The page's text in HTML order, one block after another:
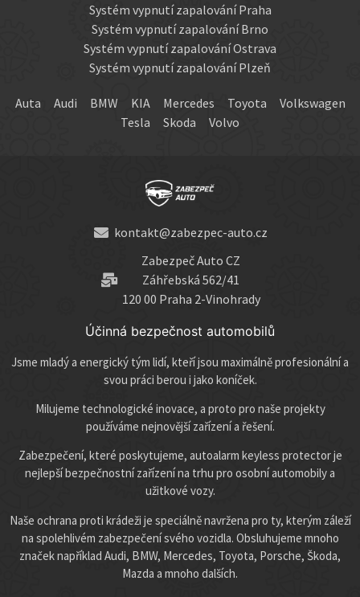
Systém vypnutí zapalování Praha
Systém vypnutí zapalování Brno
Systém vypnutí zapalování Ostrava
Systém vypnutí zapalování Plzeň
Auta Audi BMW KIA Mercedes Toyota
Volkswagen
Tesla
Skoda Volvo
kontakt@zabezpec-auto.cz
Zabezpeč Auto CZ
Záhřebská 562/41
120 00 Praha 2-Vinohrady
Účinná bezpečnost automobilů
Jsme mladý a energický tým lidí, kteří jsou maximálně profesionální a
svou práci berou i jako koníček.
Milujeme technologické inovace, a proto pro naše projekty
používáme nejnovější zařízení a řešení.
Zabezpečení, které poskytujeme, autoalarm keyless protector je
nejlepší bezpečnostní zařízení na trhu pro osobní automobily a
užitkové vozy.
Naše ochrana proti krádeži je speciálně navržena pro ty, kterým záleží
na spolehlivém zabezpečení svého vozidla. Obsluhujeme mnoho
značek například Audi, BMW, Mercedes, Toyota, Porsche, Škoda,
Mazda a mnoho dalších.